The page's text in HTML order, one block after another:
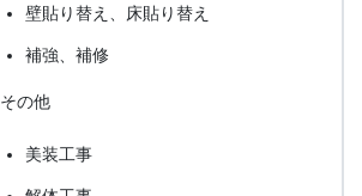
壁貼り替え、床貼り替え
補強、補修
その他
美装工事